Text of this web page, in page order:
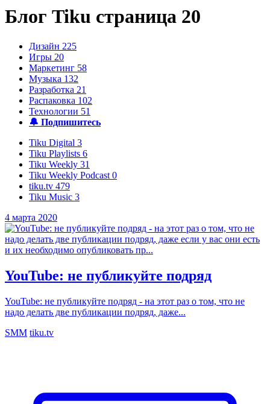
Блог Tiku страница 20
Дизайн 225
Игры 20
Маркетинг 58
Музыка 132
Разработка 21
Распаковка 102
Технологии 51
🔔 Подпишитесь
Tiku Digital 3
Tiku Playlists 6
Tiku Weekly 31
Tiku Weekly Podcast 0
tiku.tv 479
Tiku Music 3
4 марта 2020
YouTube: не публикуйте подряд
YouTube: не публикуйте подряд - на этот раз о том, что не
надо делать две публикации подряд, даже...
SMM tiku.tv